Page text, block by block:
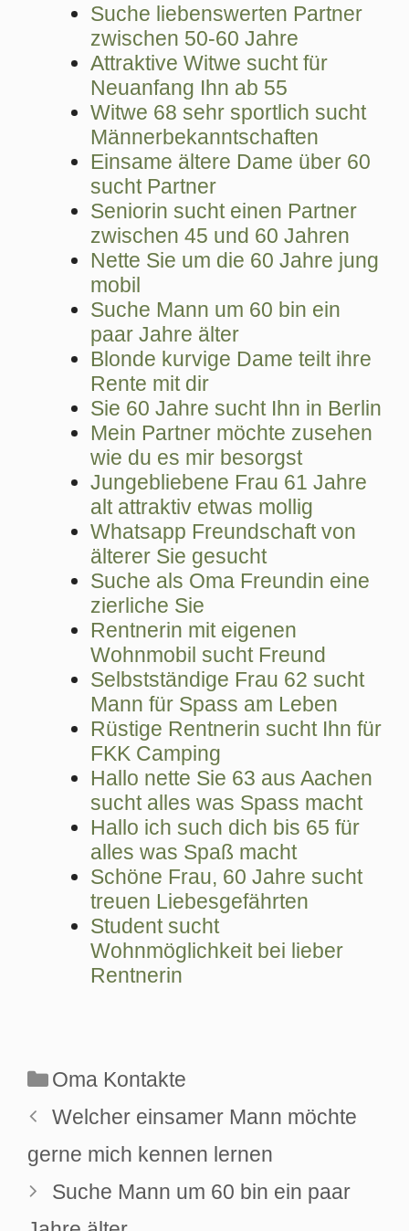
Suche liebenswerten Partner
zwischen 50-60 Jahre
Attraktive Witwe sucht für
Neuanfang Ihn ab 55
Witwe 68 sehr sportlich sucht
Männerbekanntschaften
Einsame ältere Dame über 60
sucht Partner
Seniorin sucht einen Partner
zwischen 45 und 60 Jahren
Nette Sie um die 60 Jahre jung
mobil
Suche Mann um 60 bin ein
paar Jahre älter
Blonde kurvige Dame teilt ihre
Rente mit dir
Sie 60 Jahre sucht Ihn in Berlin
Mein Partner möchte zusehen
wie du es mir besorgst
Jungebliebene Frau 61 Jahre
alt attraktiv etwas mollig
Whatsapp Freundschaft von
älterer Sie gesucht
Suche als Oma Freundin eine
zierliche Sie
Rentnerin mit eigenen
Wohnmobil sucht Freund
Selbstständige Frau 62 sucht
Mann für Spass am Leben
Rüstige Rentnerin sucht Ihn für
FKK Camping
Hallo nette Sie 63 aus Aachen
sucht alles was Spass macht
Hallo ich such dich bis 65 für
alles was Spaß macht
Schöne Frau, 60 Jahre sucht
treuen Liebesgefährten
Student sucht
Wohnmöglichkeit bei lieber
Rentnerin
Kategorien
Oma Kontakte
Welcher einsamer Mann möchte
gerne mich kennen lernen
Suche Mann um 60 bin ein paar